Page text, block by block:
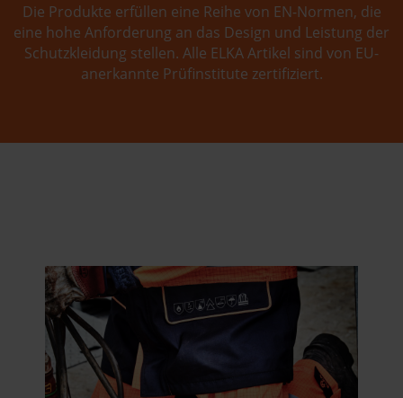
Die Produkte erfüllen eine Reihe von EN-Normen, die
eine hohe Anforderung an das Design und Leistung der
Schutzkleidung stellen. Alle ELKA Artikel sind von EU-
anerkannte Prüfinstitute zertifiziert.